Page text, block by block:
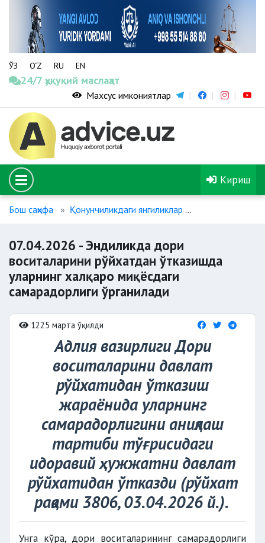
ЎЗ O‘Z RU EN
24/7 ҳуқуқий маслаҳат
Махсус имкониятлар
Кириш
Бош саҳифа Қонунчиликдаги янгиликлар
07.04.2026 - Эндиликда дори
воситаларини рўйхатдан ўтказишда
уларнинг халқаро миқёсдаги
самарадорлиги ўрганилади
1225 марта ўқилди
Адлия вазирлиги Дори
воситаларини давлат
рўйхатидан ўтказиш
жараёнида уларнинг
самарадорлигини аниқлаш
тартиби тўғрисидаги
идоравий ҳужжатни давлат
рўйхатидан ўтказди (рўйхат
рақами 3806, 03.04.2026 й.).
Унга кўра, дори воситаларининг самарадорлиги